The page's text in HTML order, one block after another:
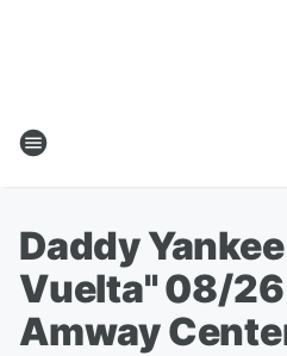
Daddy
Vuelta" 08/26
Amway